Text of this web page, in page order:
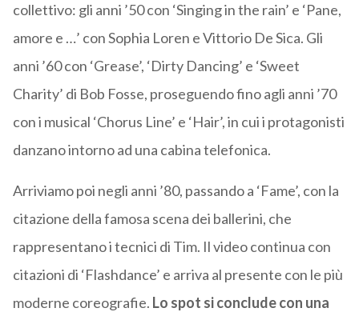
collettivo: gli anni ’50 con ‘Singing in the rain’ e ‘Pane,
amore e …’ con Sophia Loren e Vittorio De Sica. Gli
anni ’60 con ‘Grease’, ‘Dirty Dancing’ e ‘Sweet
Charity’ di Bob Fosse, proseguendo fino agli anni ’70
con i musical ‘Chorus Line’ e ‘Hair’, in cui i protagonisti
danzano intorno ad una cabina telefonica.
Arriviamo poi negli anni ’80, passando a ‘Fame’, con la
citazione della famosa scena dei ballerini, che
rappresentano i tecnici di Tim. Il video continua con
citazioni di ‘Flashdance’ e arriva al presente con le più
moderne coreografie. Lo spot si conclude con una